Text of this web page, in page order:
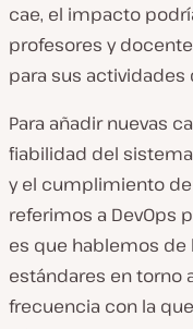
cae, el impacto
profesores y
para sus actividades
Para añadir nuevas
fiabilidad del
y el cumplimiento
referimos a DevOps
es que hablemos
estándares en torno
frecuencia con la